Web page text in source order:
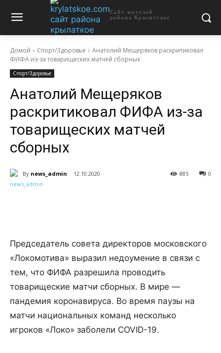
Сайт жителей
района Крылатское
Домой Спорт/Здоровье
Анатолий Мещеряков раскритиковал
ФИФА из-за товарищеских матчей сборных
Спорт/Здоровье
Анатолий Мещеряков
раскритиковал ФИФА из-за
товарищеских матчей
сборных
By news_admin 12.10.2020 0
885
Председатель совета директоров московского
«Локомотива» выразил недоумение в связи с
тем, что ФИФА разрешила проводить
товарищеские матчи сборных. В мире —
пандемия коронавируса. Во время паузы на
матчи национальных команд несколько
игроков «Локо» заболели COVID-19.